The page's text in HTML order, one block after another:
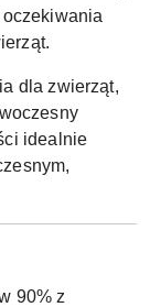
dla zwierząt,
idealnie
90% z